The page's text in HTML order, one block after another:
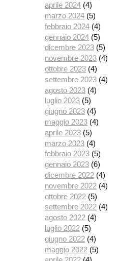
aprile 2024 (4)
marzo 2024 (5)
febbraio 2024 (4)
gennaio 2024 (5)
dicembre 2023 (5)
novembre 2023 (4)
ottobre 2023 (4)
settembre 2023 (4)
agosto 2023 (4)
luglio 2023 (5)
giugno 2023 (4)
maggio 2023 (4)
aprile 2023 (5)
marzo 2023 (4)
febbraio 2023 (5)
gennaio 2023 (6)
dicembre 2022 (4)
novembre 2022 (4)
ottobre 2022 (5)
settembre 2022 (4)
agosto 2022 (4)
luglio 2022 (5)
giugno 2022 (4)
maggio 2022 (5)